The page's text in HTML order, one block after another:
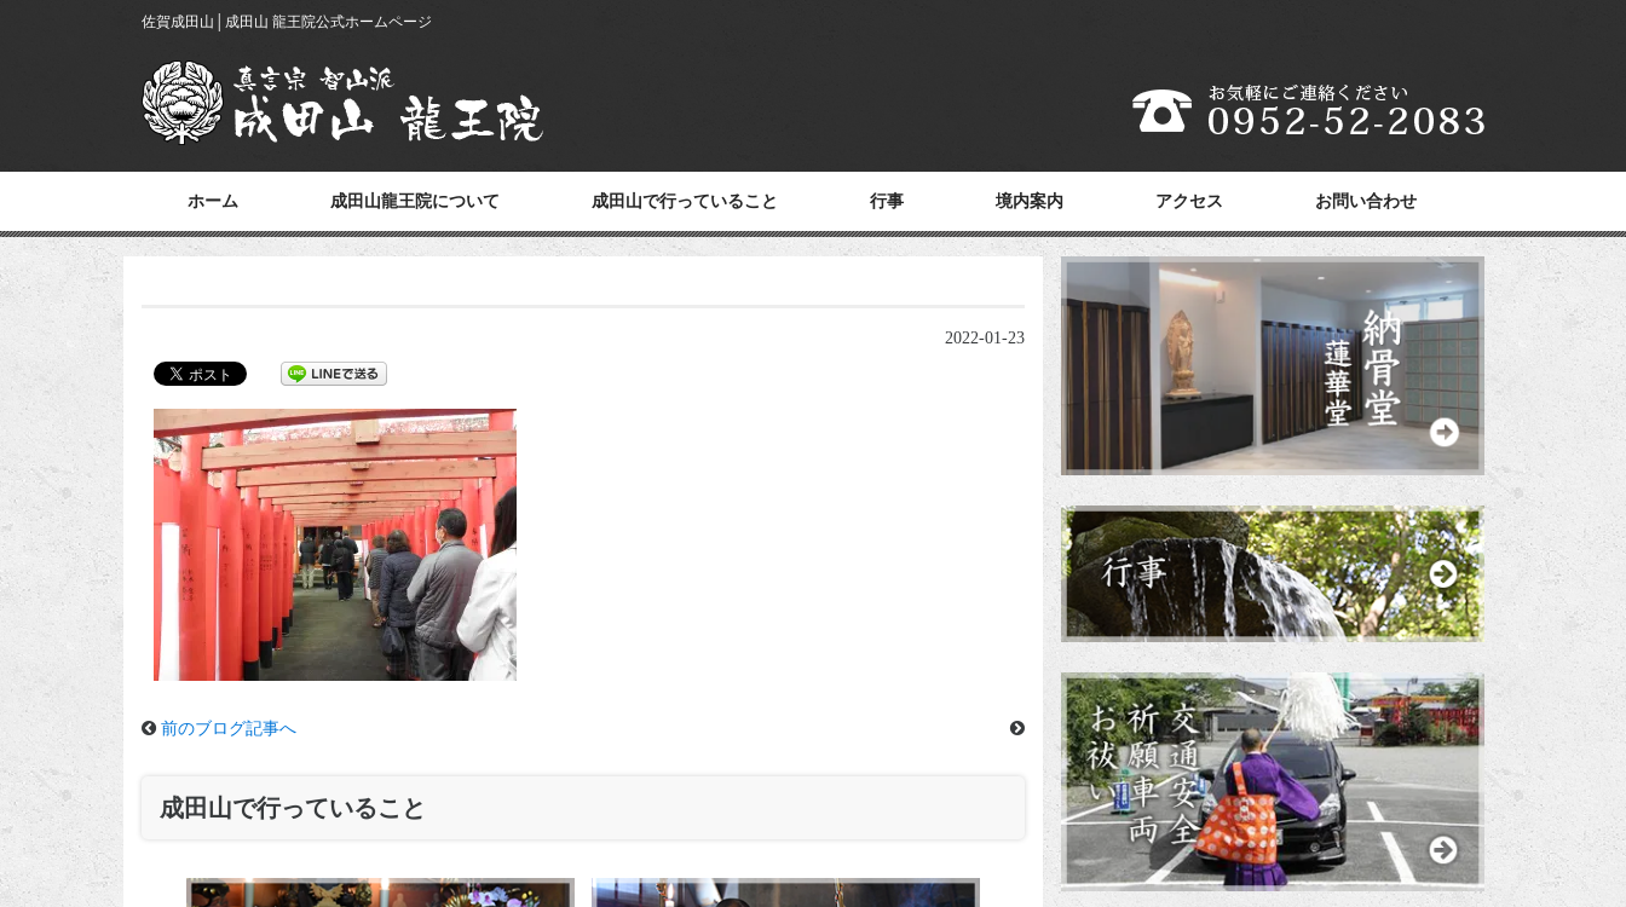
佐賀成田山│成田山 龍王院公式ホームページ
ホーム 成田山龍王院について 成田山で行っていること 行事 境内案内 アクセス お問い合わせ
2022-01-23
前のブログ記事へ
成田山で行っていること